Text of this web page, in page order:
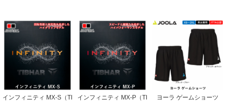
インフィニティ MX-S（TI
インフィニティ MX-P（TI
ヨーラ ゲームショーツ